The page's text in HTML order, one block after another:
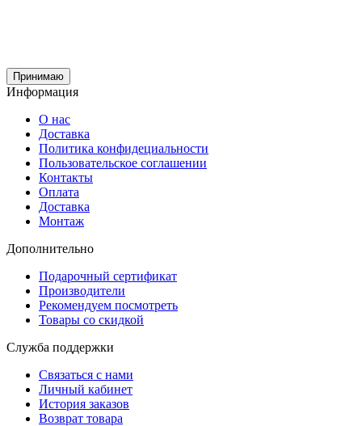
Принимаю
Информация
О нас
Доставка
Политика конфидециальности
Пользовательское соглашении
Контакты
Оплата
Доставка
Монтаж
Дополнительно
Подарочный сертификат
Производители
Рекомендуем посмотреть
Товары со скидкой
Служба поддержки
Связаться с нами
Личный кабинет
История заказов
Возврат товара